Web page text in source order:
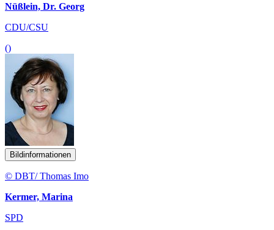
Nüßlein, Dr. Georg
CDU/CSU
()
Bildinformationen
© DBT/ Thomas Imo
Kermer, Marina
SPD